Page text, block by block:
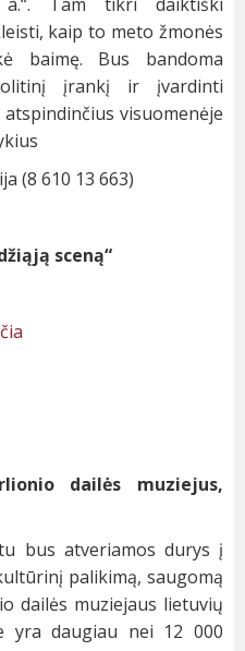
a.“. Tam tikri daiktiški
kaip to meto žmonės
baimę. Bus bandoma
įrankį ir įvardinti
visuomenėje
(8 610 13 663)
sceną“
čia
dailės muziejus,
bus atveriamos durys į
palikimą, saugomą
dailės muziejaus lietuvių
yra daugiau nei 12 000